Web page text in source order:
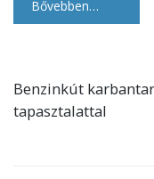
Bővebben…
Benzinkút
tapasztalattal